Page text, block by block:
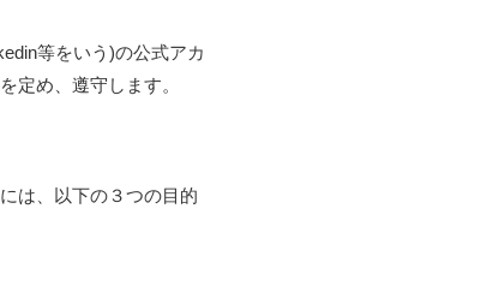
等をいう)の公式アカ
定め、遵守します。
は、以下の３つの目的